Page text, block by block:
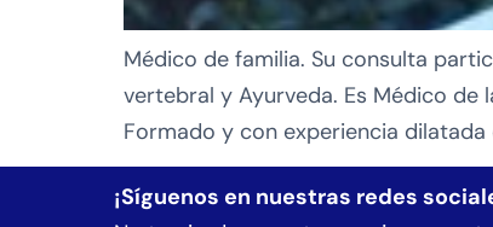
Médico de familia. Su consulta
vertebral y Ayurveda. Es Médico de
Formado y con experiencia dilatada
¡Síguenos en nuestras redes